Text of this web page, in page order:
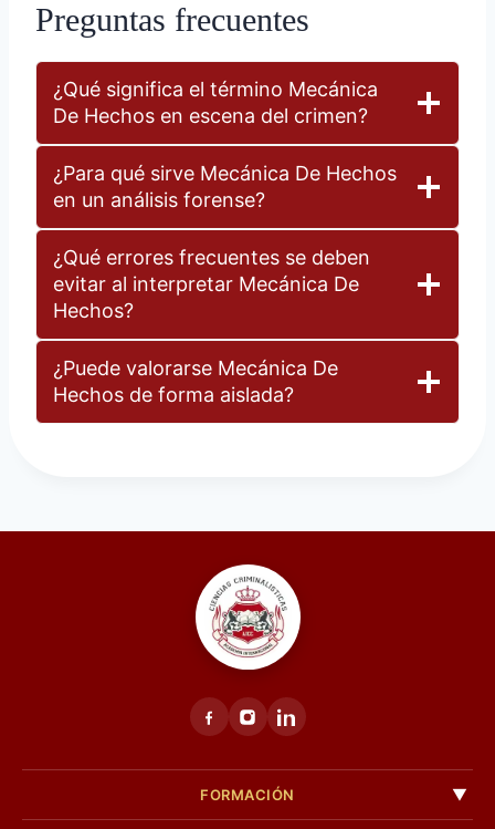
Preguntas frecuentes
¿Qué significa el término Mecánica
De Hechos en escena del crimen?
¿Para qué sirve Mecánica De Hechos
en un análisis forense?
¿Qué errores frecuentes se deben
evitar al interpretar Mecánica De
Hechos?
¿Puede valorarse Mecánica De
Hechos de forma aislada?
FORMACIÓN